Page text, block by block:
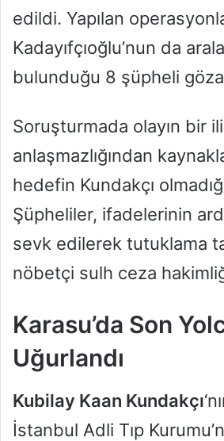
edildi. Yapılan
Kadayıfçıoğlu’nun da
bulunduğu 8 şüpheli
Soruşturmada olayın bir
anlaşmazlığından
hedefin Kundakçı
Şüpheliler, ifadelerinin
sevk edilerek tutuklama
nöbetçi sulh ceza
Karasu’da Son
Uğurlandı
Kubilay Kaan Kundakçı
İstanbul Adli Tıp